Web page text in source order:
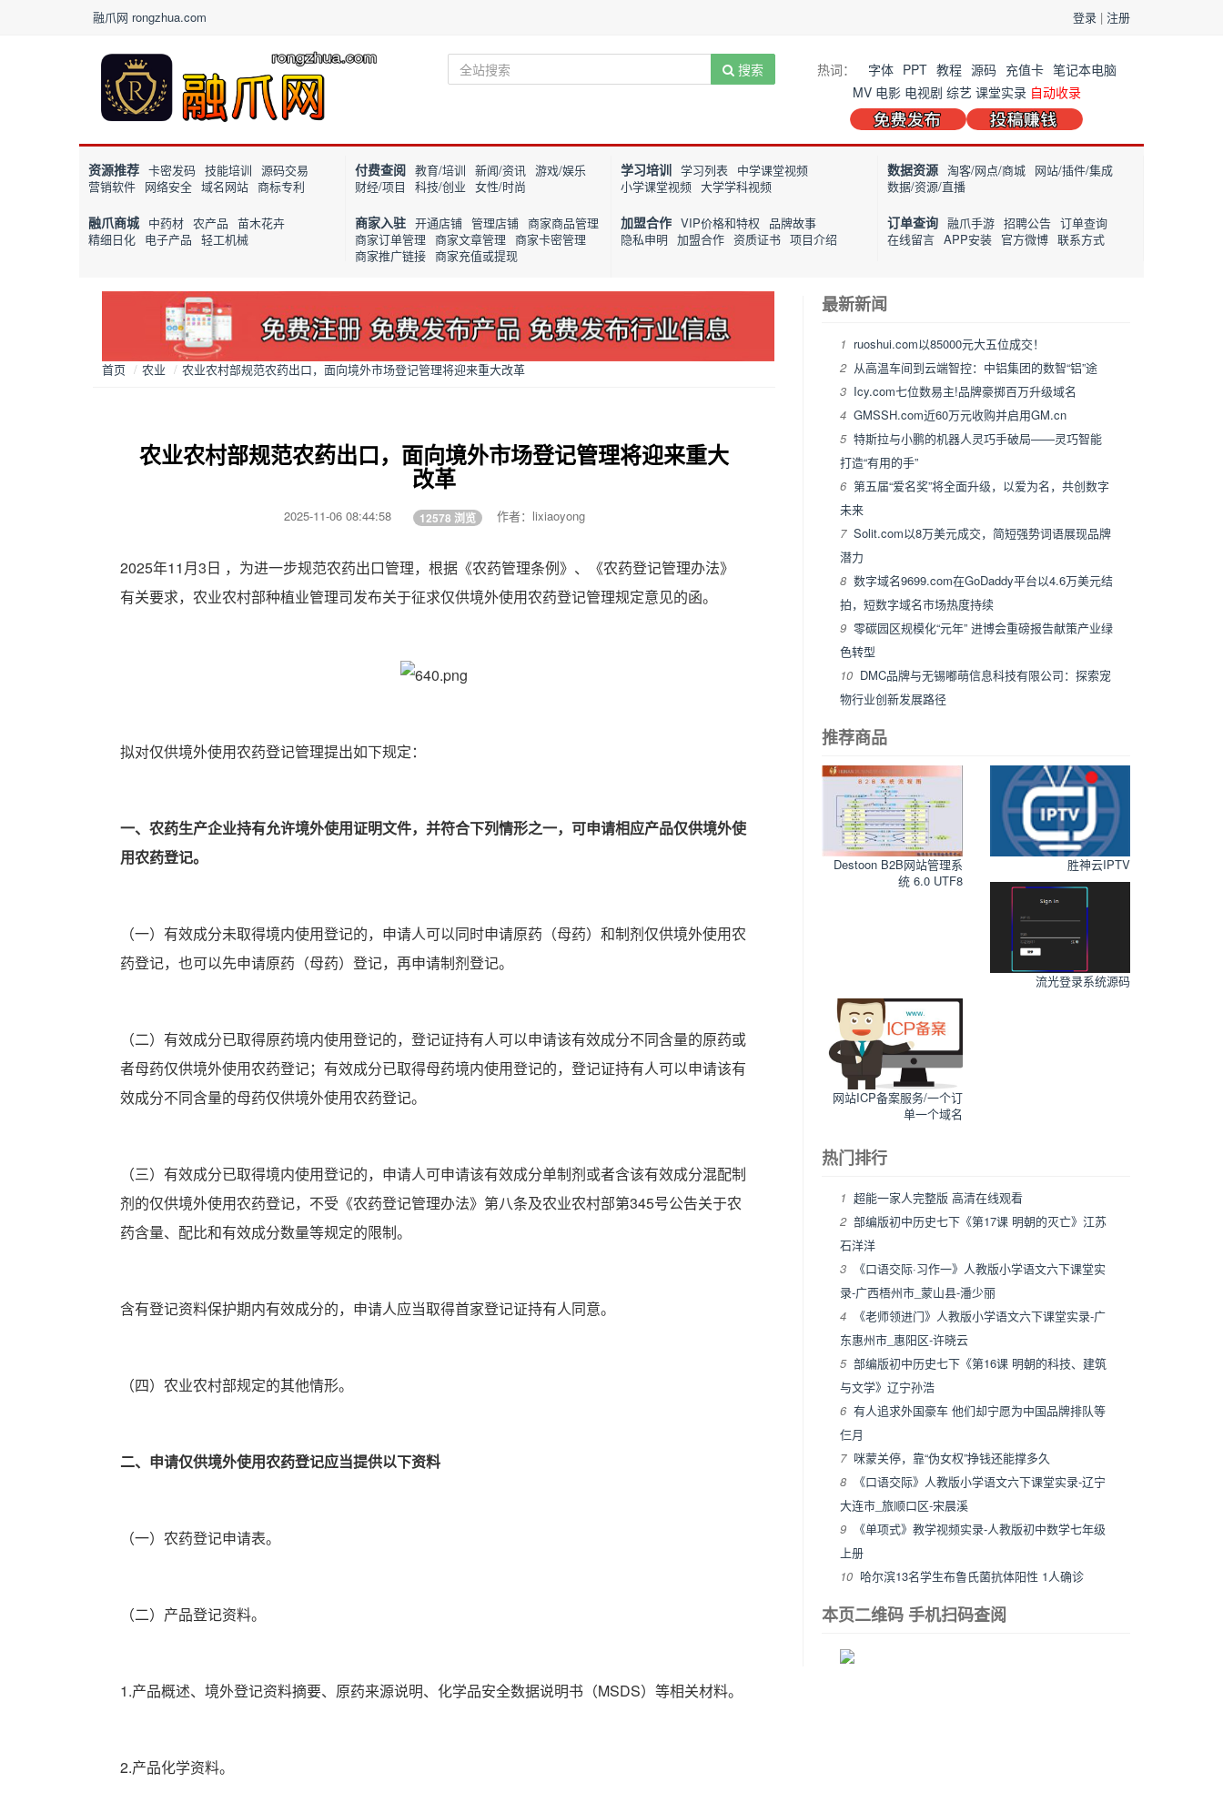
融爪网 rongzhua.com 登录 | 注册
搜索 热词： 字体 PPT 教程 源码 充值卡 笔记本电脑
MV 电影 电视剧 综艺 课堂实录 自动收录
资源推荐 卡密发码 技能培训 源码交易
营销软件 网络安全 域名网站 商标专利
付费查阅 教育/培训 新闻/资讯 游戏/娱乐
财经/项目
科技/创业 女性/时尚
学习培训 学习列表 中学课堂视频
小学课堂视频 大学学科视频
数据资源 淘客/网点/商城
网站/插件/集成
数据/资源/直播
融爪商城 中药材 农产品 苗木花卉
精细日化 电子产品 轻工机械
商家入驻 开通店铺 管理店铺 商家商品管理
商家订单管理 商家文章管理 商家卡密管理
商家推广链接 商家充值或提现
加盟合作 VIP价格和特权
品牌故事
隐私申明 加盟合作 资质证书 项目介绍
订单查询 融爪手游 招聘公告 订单查询
在线留言 APP安装 官方微博 联系方式
首页 / 农业 / 农业农村部规范农药出口，面向境外市场登记管理将迎来重大改革
农业农村部规范农药出口，面向境外市场登记管理将迎来重大
改革
2025-11-06 08:44:58 12578 浏览 作者：lixiaoyong
2025年11月3日 ，为进一步规范农药出口管理，根据《农药管理条例》、《农药登记管理办法》
有关要求，农业农村部种植业管理司发布关于征求仅供境外使用农药登记管理规定意见的函。
拟对仅供境外使用农药登记管理提出如下规定：
一、农药生产企业持有允许境外使用证明文件，并符合下列情形之一，可申请相应产品仅供境外使
用农药登记。
（一）有效成分未取得境内使用登记的，申请人可以同时申请原药（母药）和制剂仅供境外使用农
药登记，也可以先申请原药（母药）登记，再申请制剂登记。
（二）有效成分已取得原药境内使用登记的，登记证持有人可以申请该有效成分不同含量的原药或
者母药仅供境外使用农药登记；有效成分已取得母药境内使用登记的，登记证持有人可以申请该有
效成分不同含量的母药仅供境外使用农药登记。
（三）有效成分已取得境内使用登记的，申请人可申请该有效成分单制剂或者含该有效成分混配制
剂的仅供境外使用农药登记，不受《农药登记管理办法》第八条及农业农村部第345号公告关于农
药含量、配比和有效成分数量等规定的限制。
含有登记资料保护期内有效成分的，申请人应当取得首家登记证持有人同意。
（四）农业农村部规定的其他情形。
二、申请仅供境外使用农药登记应当提供以下资料
（一）农药登记申请表。
（二）产品登记资料。
1.产品概述、境外登记资料摘要、原药来源说明、化学品安全数据说明书（MSDS）等相关材料。
2.产品化学资料。
最新新闻
1 ruoshui.com以85000元大五位成交！
2 从高温车间到云端智控：中铝集团的数智“铝”途
3 Icy.com七位数易主!品牌豪掷百万升级域名
4 GMSSH.com近60万元收购并启用GM.cn
5 特斯拉与小鹏的机器人灵巧手破局——灵巧智能
打造“有用的手”
6 第五届“爱名奖”将全面升级，以爱为名，共创数字
未来
7 Solit.com以8万美元成交，简短强势词语展现品牌
潜力
8 数字域名9699.com在GoDaddy平台以4.6万美元结
拍，短数字域名市场热度持续
9 零碳园区规模化“元年” 进博会重磅报告献策产业绿
色转型
10 DMC品牌与无锡嘟萌信息科技有限公司：探索宠
物行业创新发展路径
推荐商品
Destoon B2B网站管理系
统 6.0 UTF8
胜神云IPTV
流光登录系统源码
网站ICP备案服务/一个订
单一个域名
热门排行
1 超能一家人完整版 高清在线观看
2 部编版初中历史七下《第17课 明朝的灭亡》江苏
石洋洋
3
《口语交际·习作一》人教版小学语文六下课堂实
录-广西梧州市_蒙山县-潘少丽
4
《老师领进门》人教版小学语文六下课堂实录-广
东惠州市_惠阳区-许晓云
5 部编版初中历史七下《第16课 明朝的科技、建筑
与文学》辽宁孙浩
6 有人追求外国豪车 他们却宁愿为中国品牌排队等
仨月
7 咪蒙关停，靠“伪女权”挣钱还能撑多久
8
《口语交际》人教版小学语文六下课堂实录-辽宁
大连市_旅顺口区-宋晨溪
9
《单项式》教学视频实录-人教版初中数学七年级
上册
10 哈尔滨13名学生布鲁氏菌抗体阳性 1人确诊
本页二维码 手机扫码查阅